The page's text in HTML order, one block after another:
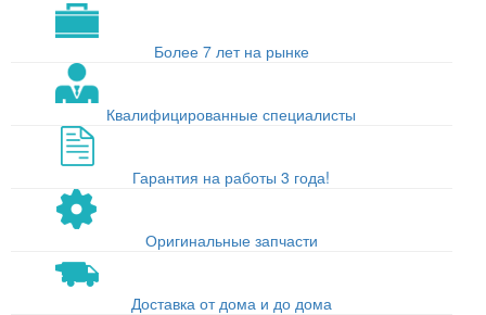
Более 7 лет на рынке
Квалифицированные специалисты
Гарантия на работы 3 года!
Оригинальные запчасти
Доставка от дома и до дома